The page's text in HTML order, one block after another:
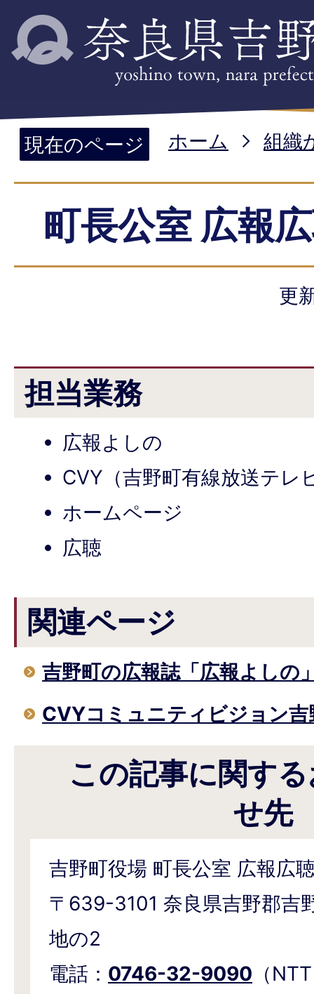
現在のページ ホーム 組織
町長公室 広報
更
担当業務
広報よしの
CVY（吉野町有線放送テレ
ホームページ
広聴
関連ページ
吉野町の広報誌「広報よしの
CVYコミュニティビジョン吉
この記事に関す
せ先
吉野町役場 町長公室 広報広
〒639-3101 奈良県吉野郡吉
地の2
電話： 0746-32-9090 （